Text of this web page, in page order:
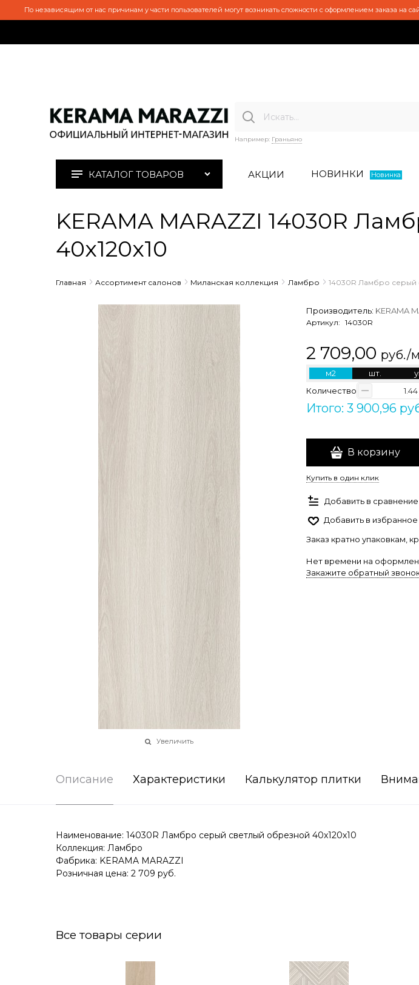
По независящим от нас причинам у части пользователей могут возникать сложности с оформлением заказа на
Например: Граньяно
КАТАЛОГ ТОВАРОВ АКЦИИ НОВИНКИ Новинка
KERAMA MARAZZI 14030R
40x120x10
Главная Ассортимент салонов Миланская коллекция Ламбро 14030R Ламбро серый
Увеличить
Производитель: KERAMA
Артикул: 14030R
2 709,00 руб./
м2 шт.
Количество
Итого: 3 900,96
В корзину
Купить в один клик
Добавить в сравнение
Добавить в избранное
Заказ кратно упаковкам,
Нет времени на
Закажите обратный
Описание Характеристики Калькулятор плитки
Наименование: 14030R Ламбро серый светлый обрезной 40x120x10
Коллекция: Ламбро
Фабрика: KERAMA MARAZZI
Розничная цена: 2 709 руб.
Все товары серии